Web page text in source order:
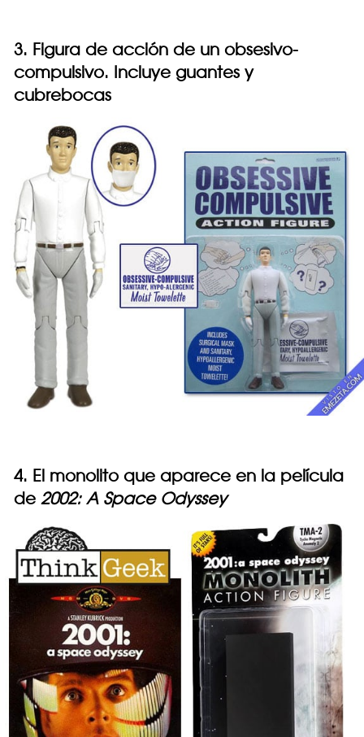
3. Figura de acción de un obsesivo-
compulsivo. Incluye guantes y
cubrebocas
4. El monolito que aparece en la película
de 2002: A Space Odyssey